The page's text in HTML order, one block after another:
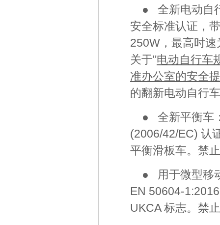
● 全新电动自
安全标准认证，
250W，最高时
关于"电动自行车
准办公室的安全
的翻新电动自行
● 全新平衡车
(2006/42/EC) 认
平衡滑板车。禁
● 用于微型移
EN 50604-
UKCA 标志。禁